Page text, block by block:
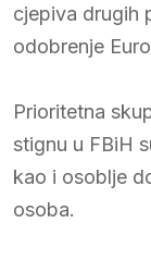
cjepiva drugih
odobrenje
Prioritetna
stignu u FBiH
kao i osoblje
osoba.